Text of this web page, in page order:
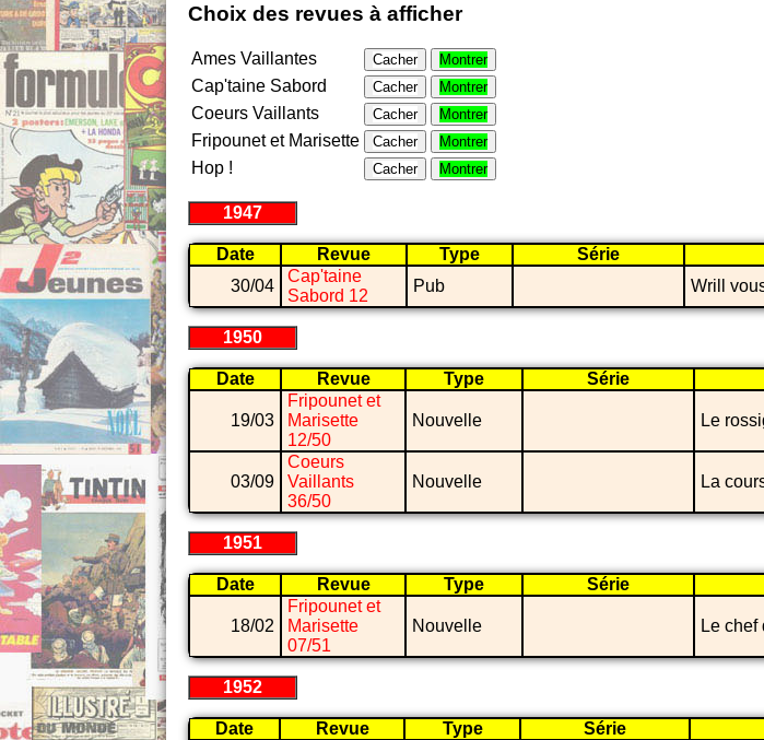
Choix des revues à afficher
Ames Vaillantes Cacher Montrer
Cap'taine Sabord Cacher Montrer
Coeurs Vaillants Cacher Montrer
Fripounet et Marisette Cacher Montrer
Hop ! Cacher Montrer
1947
Date Revue Type Série
30/04
Cap'taine
Sabord 12
Pub Wrill
1950
Date Revue Type Série
19/03
Fripounet et
Marisette
12/50
Nouvelle Le
03/09
Coeurs
Vaillants
36/50
Nouvelle La
1951
Date Revue Type Série
18/02
Fripounet et
Marisette
07/51
Nouvelle Le chef
1952
Date Revue Type Série